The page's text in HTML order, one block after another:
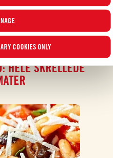
COOKIES ONLY
HELE SKRELLEDE